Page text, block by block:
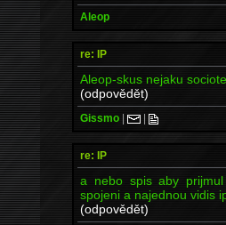
Aleop
re: IP
Aleop-skus nejaku
(odpovědět)
Gissmo | |
re: IP
a nebo spis aby
spojeni a najednou vidis
(odpovědět)